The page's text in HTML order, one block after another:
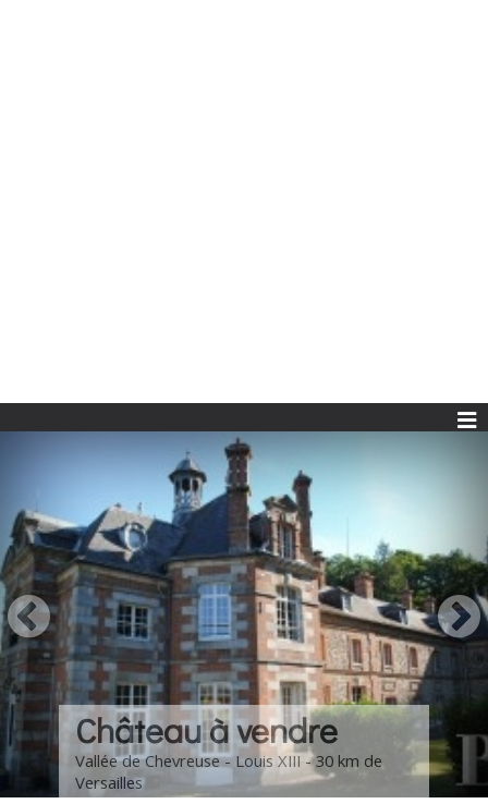
Château à vendre
Vallée de Chevreuse - Louis XIII - 30 km de
Versailles